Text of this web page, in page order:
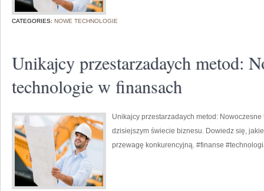
CATEGORIES: NOWE TECHNOLOGIE
Unikajcy przestarzadaych metod:
technologie w finansach
Unikajcy przestarzadaych metod:
dzisiejszym świecie biznesu. Dowiedz się,
przewagę konkurencyjną. #finanse